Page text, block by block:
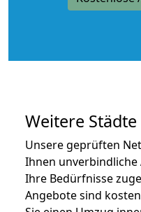
Weitere
Unsere geprüften
Ihnen unverbindliche
Ihre Bedürfnisse
Angebote sind